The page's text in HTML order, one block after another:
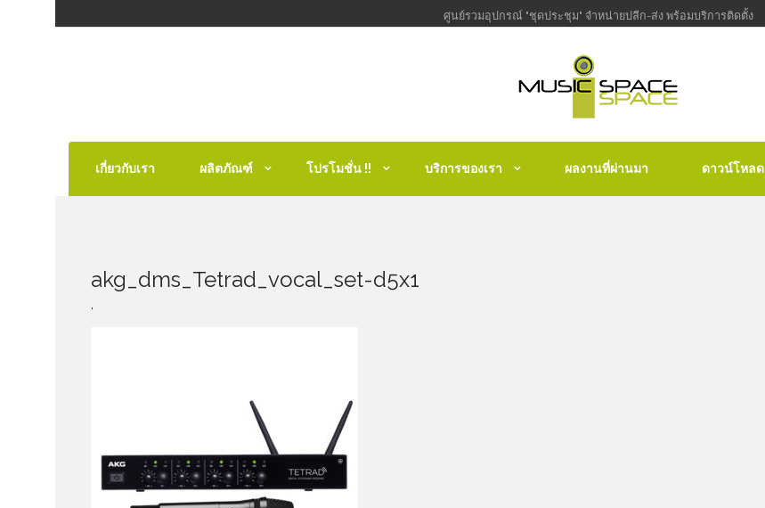
ศูนย์รวมอุปกรณ์ "ชุดประชุม" จำหน่ายปลีก-ส่ง พร้อมบริการติดตั้ง
เกี่ยวกับเรา ผลิตภัณฑ์ โปรโมชั่น !! บริการของเรา ผลงานที่ผ่านมา ดาวน์โหลด
akg_dms_Tetrad_vocal_set-d5x1